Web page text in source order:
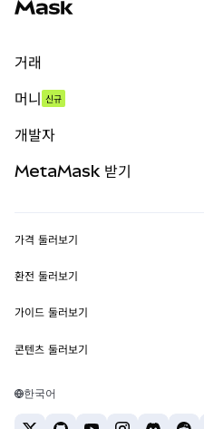
거래
무기한 선물
실물자산
머니 신규
개발자
MetaMask Connect
Snaps
웹3 서비스
MetaMask 받기
보안
고객 지원
채용
가격 둘러보기
이더리움 가격
솔라나 가격
테더 가격
환전 둘러보기
ETH를 USD로 환전
USDT를 INR로 환전
BTC를 INR로 환전
가이드 둘러보기
ETH 매수
콘텐츠 둘러보기
솔라나 지갑
한국어